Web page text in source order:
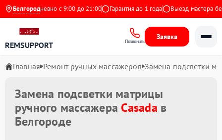
Белгород
Ежедневно с 9:00 до 21:00 Гарантия до 1 года Выезд мастера
REMSUPPORT Позвонить
Заявка
Главная Ремонт ручных массажеров Замена подсветки
Замена подсветки матрицы
ручного массажера Casada в
Белгороде